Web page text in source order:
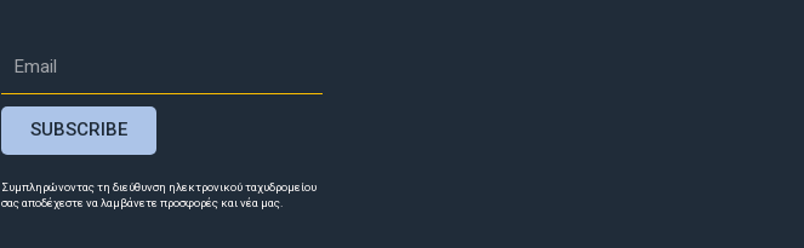
SUBSCRIBE
Συμπληρώνοντας τη διεύθυνση ηλεκτρονικού ταχυδρομείου
σας αποδέχεστε να λαμβάνετε προσφορές και νέα μας.